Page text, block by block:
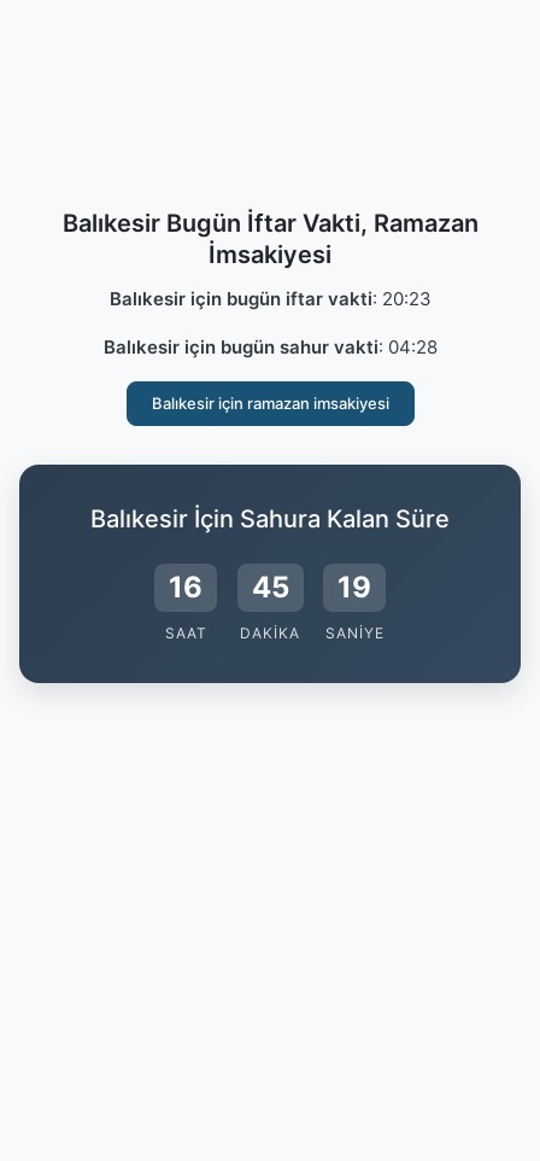
Balıkesir Bugün İftar Vakti, Ramazan
İmsakiyesi
Balıkesir için bugün iftar vakti: 20:23
Balıkesir için bugün sahur vakti: 04:28
Balıkesir için ramazan imsakiyesi
Balıkesir İçin Sahura Kalan Süre
16
SAAT
45
DAKIKA
18
SANIYE